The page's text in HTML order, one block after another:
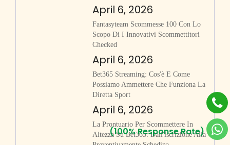
April 6, 2026
Fantasyteam Scommesse 100 Con Lo
Scopo Di I Innovativi Scommettitori
Checked
April 6, 2026
Bet365 Streaming: Cos'è E Come
Possiamo Ammettere Che Funziona La
Diretta Sport
April 6, 2026
La Prontuario Per Scommettere In
Altezza Su Bet365: Dall'iscrizione Alla
(100% Response Rate)